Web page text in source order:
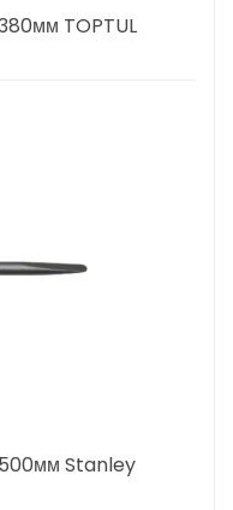
TOPTUL
Stanley